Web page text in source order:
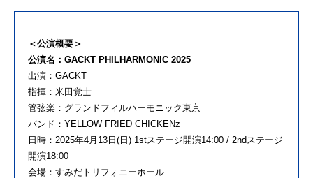
＜公演概要＞
公演名：GACKT PHILHARMONIC 2025
出演：GACKT
指揮：米田覚士
管弦楽：グランドフィルハーモニック東京
バンド：YELLOW FRIED CHICKENz
日時：2025年4月13日(日) 1stステージ開演14:00 / 2ndステージ
開演18:00
会場：すみだトリフォニーホール